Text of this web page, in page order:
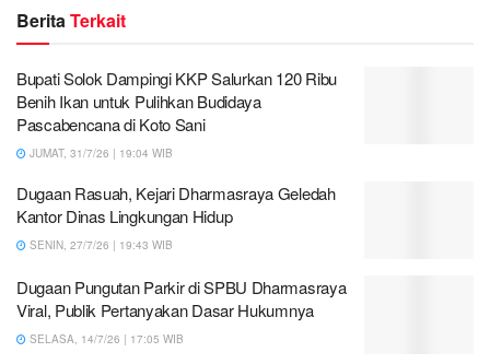
BeritaTerkait
Bupati Solok Dampingi KKP Salurkan 120 Ribu
Benih Ikan untuk Pulihkan Budidaya
Pascabencana di Koto Sani
JUMAT, 31/7/26 | 19:04 WIB
Dugaan Rasuah, Kejari Dharmasraya Geledah
Kantor Dinas Lingkungan Hidup
SENIN, 27/7/26 | 19:43 WIB
Dugaan Pungutan Parkir di SPBU Dharmasraya
Viral, Publik Pertanyakan Dasar Hukumnya
SELASA, 14/7/26 | 17:05 WIB